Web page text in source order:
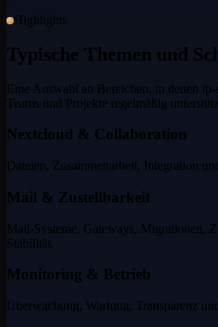
Highlights
Typische Themen und
Eine Auswahl an Bereichen, in denen
Teams und Projekte regelmäßig
Nextcloud & Collaboration
Dateien, Zusammenarbeit, Integration
Mail & Zustellbarkeit
Mail-Systeme, Gateways, Migrationen,
Stabilität.
Monitoring & Betrieb
Überwachung, Wartung, Transparenz